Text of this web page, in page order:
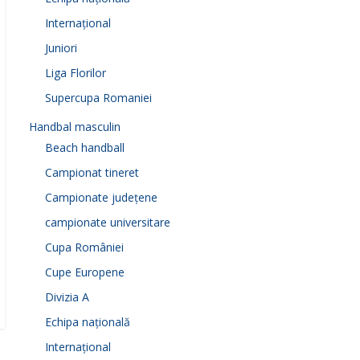
Internațional
Juniori
Liga Florilor
Supercupa Romaniei
Handbal masculin
Beach handball
Campionat tineret
Campionate județene
campionate universitare
Cupa României
Cupe Europene
Divizia A
Echipa națională
Internațional